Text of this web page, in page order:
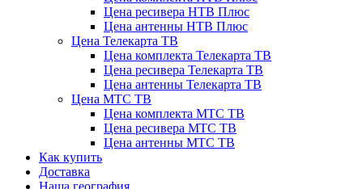
Цена ресивера НТВ Плюс
Цена антенны НТВ Плюс
Цена Телекарта ТВ
Цена комплекта Телекарта ТВ
Цена ресивера Телекарта ТВ
Цена антенны Телекарта ТВ
Цена МТС ТВ
Цена комплекта МТС ТВ
Цена ресивера МТС ТВ
Цена антенны МТС ТВ
Как купить
Доставка
Наша география